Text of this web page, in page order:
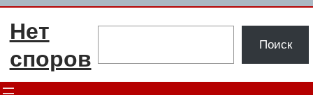
Перейти
Нет
споров
Поиск